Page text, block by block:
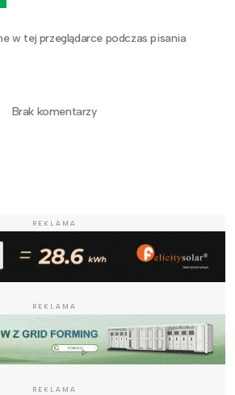
w tej przeglądarce podczas pisania
Brak komentarzy
REKLAMA
REKLAMA
REKLAMA